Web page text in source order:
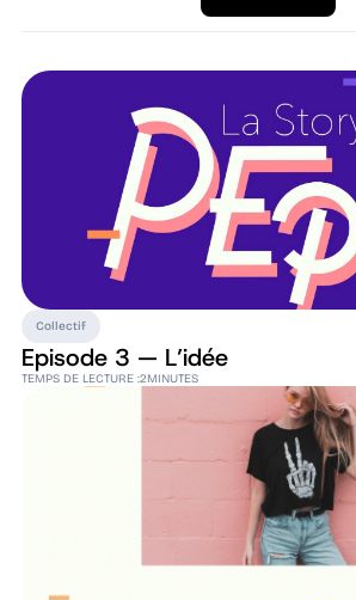
Collectif
Episode 3 — L’idée
TEMPS DE LECTURE :2MINUTES